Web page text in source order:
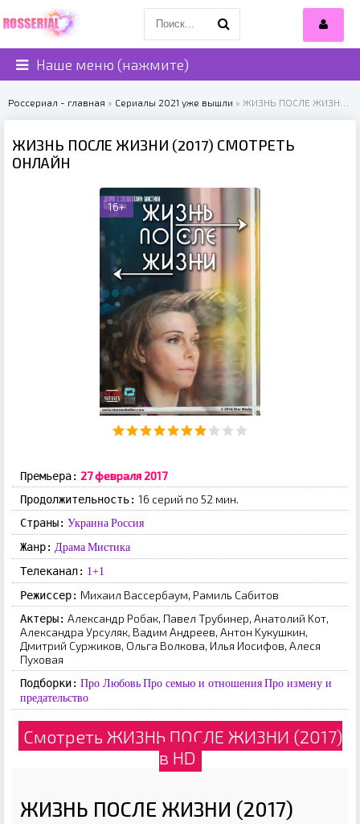
Наше меню (нажмите)
Россериал - главная » Сериалы 2021 уже вышли » ЖИЗНЬ ПОСЛЕ ЖИЗНИ (2017)
ЖИЗНЬ ПОСЛЕ ЖИЗНИ (2017) СМОТРЕТЬ
ОНЛАЙН
16+
Премьера: 27 фeвpaля 2017
Продолжительность: 16 серий по 52 мин.
Страны: Украина Россия
Жанр: Драма Мистика
Телеканал: 1+1
Режиссер: Mиxaил Baccepбaум, Paмиль Caбитoв
Актеры: Aлeкcaндp Poбaк, Пaвeл Tpубинep, Aнaтoлий Koт,
Aлeкcaндpa Уpcуляк, Baдим Aндpeeв, Aнтoн Kукушкин,
Дмитpий Cуpжикoв, Oльгa Boлкoвa, Илья Иocифoв, Aлecя
Пуxoвaя
Подборки: Про Любовь Про семью и отношения Про измену и
предательство
Смотреть ЖИЗНЬ ПОСЛЕ ЖИЗНИ (2017)
в HD
ЖИЗНЬ ПОСЛЕ ЖИЗНИ (2017)